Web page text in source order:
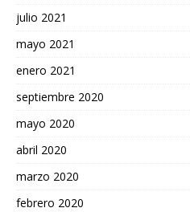
julio 2021
mayo 2021
enero 2021
septiembre 2020
mayo 2020
abril 2020
marzo 2020
febrero 2020